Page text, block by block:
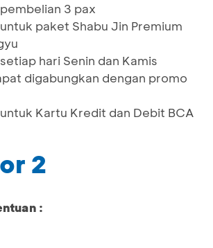
3 pax
paket Shabu Jin Premium
hari Senin dan Kamis
digabungkan dengan promo
Kartu Kredit dan Debit BCA
2
: